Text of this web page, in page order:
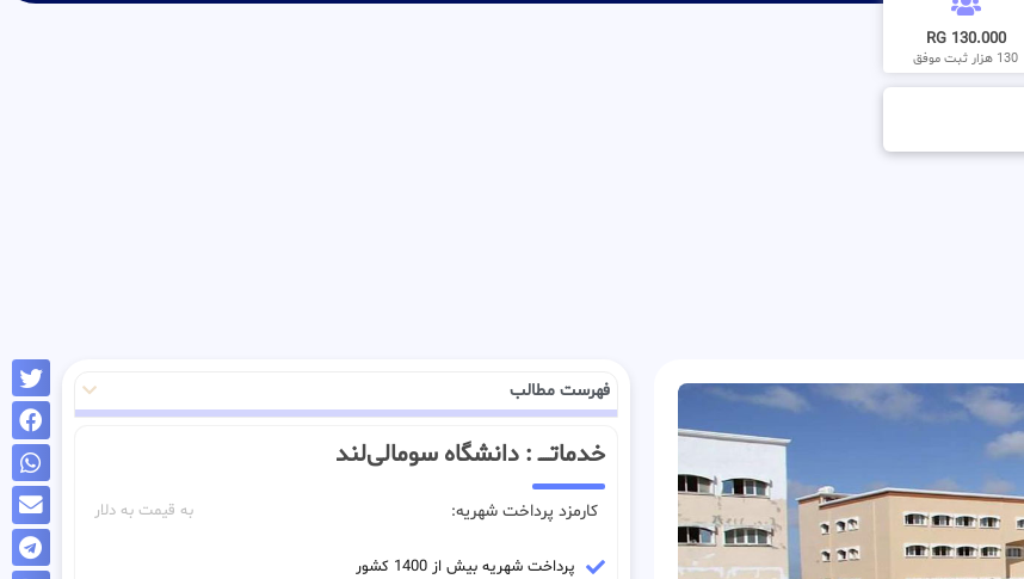
130.000 RG
130 هزار ثبت موفق
فهرست مطالب
خدماتـــــ : دانشگاه سومالی‌لند
کارمزد پرداخت شهریه: به قیمت به دلار
پرداخت شهریه بیش از 1400 کشور